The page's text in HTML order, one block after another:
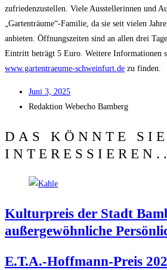
zufrie­den­zu­stel­len. Vie­le Aus­stel­le­rin­nen und
„Gartenträume“-Familie, da sie seit vie­len
anbie­ten. Öff­nungs­zei­ten sind an allen drei
Ein­tritt beträgt 5 Euro. Wei­te­re Infor­ma­tio­nen
www.gartentraeume-schweinfurt.de zu finden.
Juni 3, 2025
Redak­ti­on Web­echo Bamberg
DAS KÖNNTE
Kul­tur­preis der Stadt
außer­ge­wöhn­li­che
E.T.A.-Hoffmann-Preis